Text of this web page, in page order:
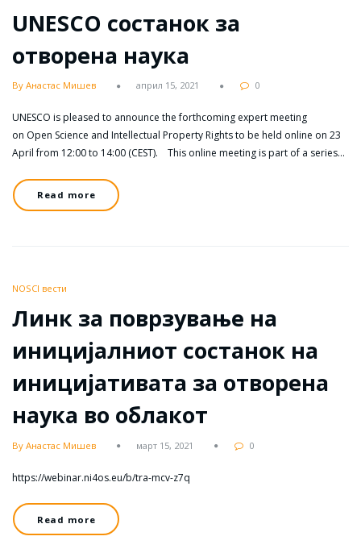
UNESCO состанок за
отворена наука
By Анастас Мишев април 15, 2021 0
UNESCO is pleased to announce the forthcoming expert meeting
on Open Science and Intellectual Property Rights to be held online on 23
April from 12:00 to 14:00 (CEST). This online meeting is part of a series…
Read more
NOSCI вести
Линк за поврзување на
иницијалниот состанок на
иницијативата за отворена
наука во облакот
By Анастас Мишев март 15, 2021 0
https://webinar.ni4os.eu/b/tra-mcv-z7q
Read more